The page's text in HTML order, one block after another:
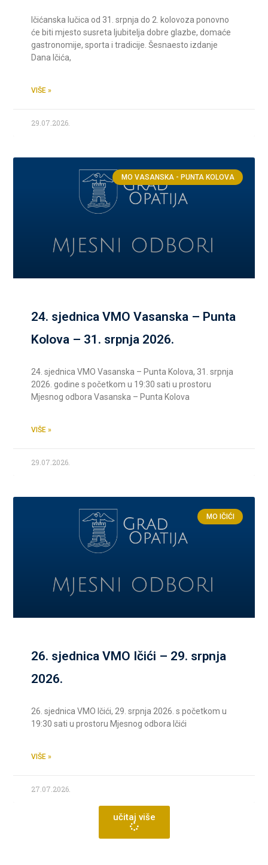
Ičićanska lučica od 31. srpnja do 2. kolovoza ponovno
će biti mjesto susreta ljubitelja dobre glazbe, domaće
gastronomije, sporta i tradicije. Šesnaesto izdanje
Dana Ičića,
VIŠE »
29.07.2026.
MO VASANSKA - PUNTA KOLOVA
24. sjednica VMO Vasanska – Punta
Kolova – 31. srpnja 2026.
24. sjednica VMO Vasanska – Punta Kolova, 31. srpnja
2026. godine s početkom u 19:30 sati u prostoru
Mjesnog odbora Vasanska – Punta Kolova
VIŠE »
29.07.2026.
MO IČIĆI
26. sjednica VMO Ičići – 29. srpnja
2026.
26. sjednica VMO Ičići, 29. srpnja 2026. s početkom u
19:30 sati u prostoru Mjesnog odbora Ičići
VIŠE »
27.07.2026.
učitaj više